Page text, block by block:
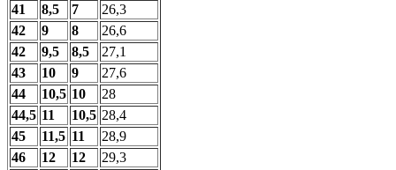
41
8,5 7
26,3
42
9 8
26,6
42
9,5 8,5
27,1
43
10 9
27,6
44
10,5 10
28
44,5 11 10,5 28,4
45
11,5 11
28,9
46
12 12
29,3